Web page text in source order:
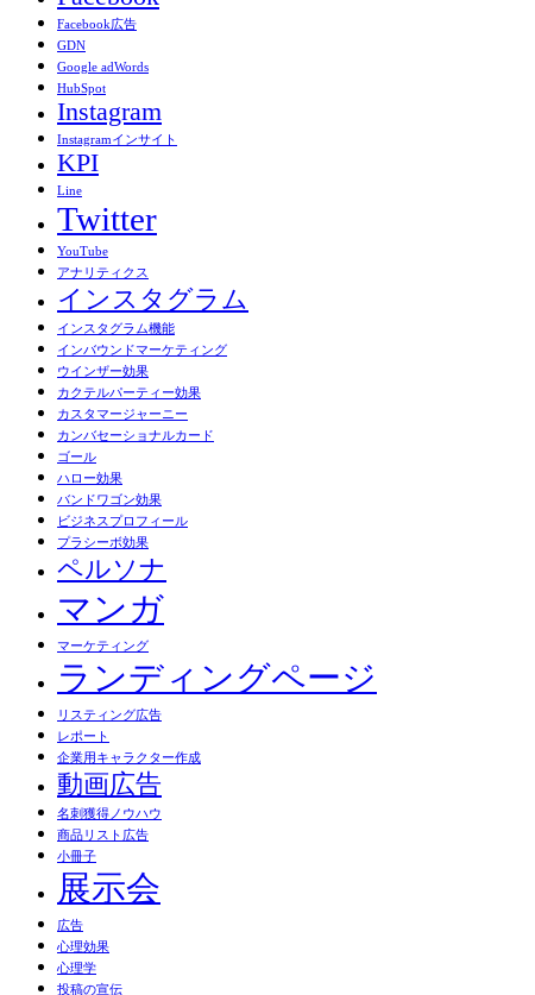
Facebook広告
GDN
Google adWords
HubSpot
Instagram
Instagramインサイト
KPI
Line
Twitter
YouTube
アナリティクス
インスタグラム
インスタグラム機能
インバウンドマーケティング
ウインザー効果
カクテルパーティー効果
カスタマージャーニー
カンバセーショナルカード
ゴール
ハロー効果
バンドワゴン効果
ビジネスプロフィール
プラシーボ効果
ペルソナ
マンガ
マーケティング
ランディングページ
リスティング広告
レポート
企業用キャラクター作成
動画広告
名刺獲得ノウハウ
商品リスト広告
小冊子
展示会
広告
心理効果
心理学
投稿の宣伝